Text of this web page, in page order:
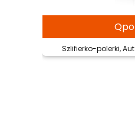
Szlifierko-polerki,